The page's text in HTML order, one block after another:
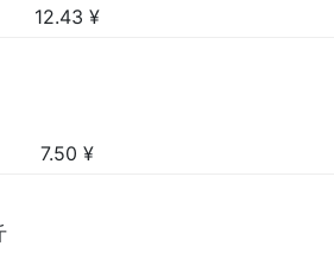
12.43 ¥
7.50 ¥